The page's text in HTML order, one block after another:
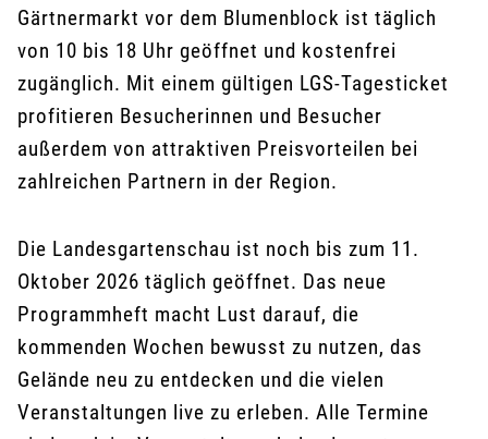
Gärtnermarkt vor dem Blumenblock ist täglich
von 10 bis 18 Uhr geöffnet und kostenfrei
zugänglich. Mit einem gültigen LGS-Tagesticket
profitieren Besucherinnen und Besucher
außerdem von attraktiven Preisvorteilen bei
zahlreichen Partnern in der Region.
Die Landesgartenschau ist noch bis zum 11.
Oktober 2026 täglich geöffnet. Das neue
Programmheft macht Lust darauf, die
kommenden Wochen bewusst zu nutzen, das
Gelände neu zu entdecken und die vielen
Veranstaltungen live zu erleben. Alle Termine